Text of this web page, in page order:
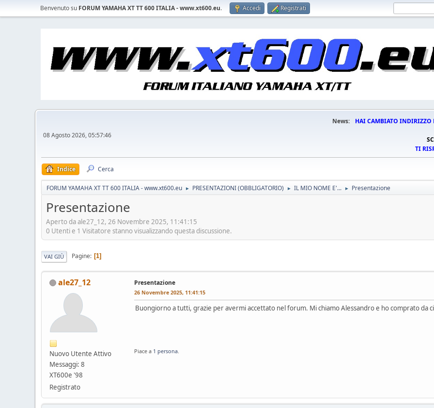
Benvenuto su FORUM YAMAHA XT TT 600 ITALIA - www.xt600.eu. Accedi Registrati
08 Agosto 2026, 05:57:46
News: HAI CAMBIATO INDIRIZZO
TI
Indice Cerca
FORUM YAMAHA XT TT 600 ITALIA - www.xt600.eu ► PRESENTAZIONI (OBBLIGATORIO) ► IL MIO NOME E'... ► Presentazione
Presentazione
Aperto da ale27_12, 26 Novembre 2025, 11:41:15
0 Utenti e 1 Visitatore stanno visualizzando questa discussione.
VAI GIÙ Pagine 1
ale27_12
Nuovo Utente Attivo
Messaggi: 8
XT600e '98
Registrato
Presentazione
26 Novembre 2025, 11:41:15
Buongiorno a tutti, grazie per avermi accettato nel forum. Mi chiamo Alessandro e ho comprato da
Piace a 1 persona